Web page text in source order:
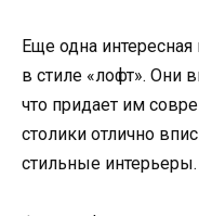
Еще одна
в стиле «лофт». Они
что придает им
столики отлично
стильные интерьеры.